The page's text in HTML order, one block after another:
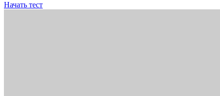
Начать тест